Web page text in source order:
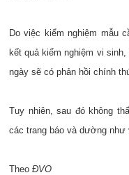
Do việc kiểm nghiệm mẫu
kết quả kiểm nghiệm vi
ngày sẽ có phản hồi chính
Tuy nhiên, sau đó không
các trang báo và dường như
Theo ĐVO